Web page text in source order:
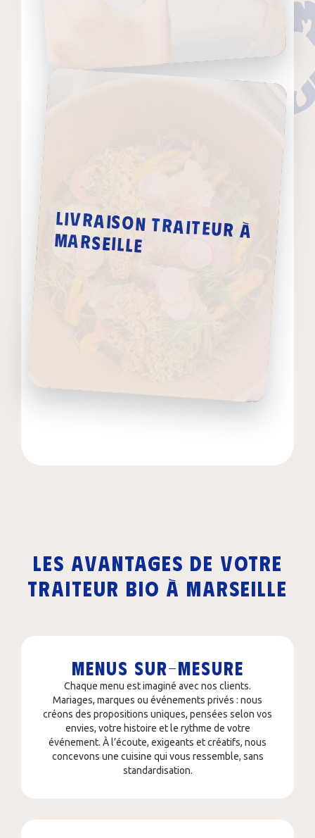
Livraison traiteur à
Marseille
Les avantages de votre
traiteur bio à Marseille
Menus sur-mesure
Chaque menu est imaginé avec nos clients.
Mariages, marques ou événements privés : nous
créons des propositions uniques, pensées selon vos
envies, votre histoire et le rythme de votre
événement. À l’écoute, exigeants et créatifs, nous
concevons une cuisine qui vous ressemble, sans
standardisation.